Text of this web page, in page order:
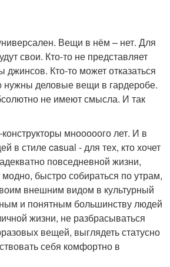
Вещи в нём – нет. Для
свои. Кто-то не представляет
Кто-то может отказаться
нужны деловые вещи в гардеробе.
не имеют смысла. И так
мнооооого лет. И в
в стиле casual - для тех, кто хочет
повседневной жизни,
быстро собираться по утрам,
внешним видом в культурный
и понятным большинству людей
жизни, не разбрасываться
вещей, выглядеть статусно
себя комфортно в